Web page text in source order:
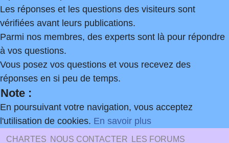
Les réponses et les questions des visiteurs sont
vérifiées avant leurs publications.
Parmi nos membres, des experts sont là pour répondre
à vos questions.
Vous posez vos questions et vous recevez des
réponses en si peu de temps.
Note :
En poursuivant votre navigation, vous acceptez
l'utilisation de cookies. En savoir plus
CHARTES NOUS CONTACTER LES FORUMS